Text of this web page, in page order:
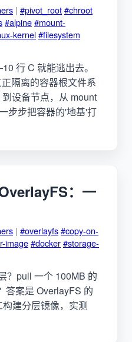
| #pivot_root#chroot
#alpine#mount-
kernel#filesystem
行 C 就能逃出去。
隔离的容器根文件系
设备节点，从 mount
步步把容器的'地基'打
：一
| #overlayfs#copy-on-
image#docker#storage-
？pull 一个 100MB 的
答案是 OverlayFS 的
建分层镜像，实测